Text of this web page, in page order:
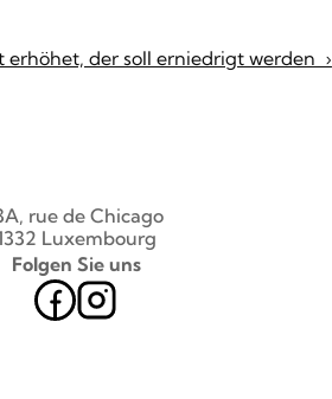
der soll erniedrigt werden  ›
rue de Chicago
Luxembourg
Folgen Sie uns